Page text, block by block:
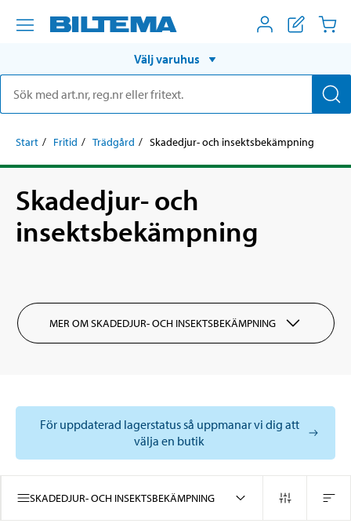
Välj varuhus
Start Fritid Trädgård Skadedjur- och insektsbekämpning
Skadedjur- och
insektsbekämpning
MER OM SKADEDJUR- OCH INSEKTSBEKÄMPNING
För uppdaterad lagerstatus så uppmanar vi dig att
välja en butik
SKADEDJUR- OCH INSEKTSBEKÄMPNING